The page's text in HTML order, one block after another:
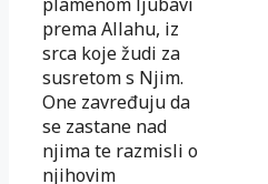
prema Allahu, iz
srca koje žudi za
susretom s Njim.
One zavređuju da
se zastane nad
njima te razmisli o
njihovim